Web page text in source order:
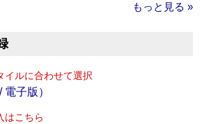
もっと見る »
イルに合わせて選択
子版）
はこちら